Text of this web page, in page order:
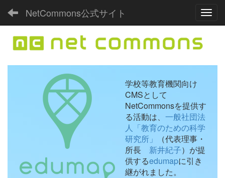
NetCommons公式サイト
学校等教育機関向け
CMSとして
NetCommonsを提供す
る活動は、 一般社団法
人「教育のための科学
研究所」
（代表理事・
所長 新井紀子）が提
供するedumapに引き
継がれました。